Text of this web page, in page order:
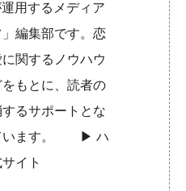
用するメディア
」編集部です。恋
関するノウハウ
もとに、読者の
るサポートとな
ています。 ▶︎ハ
イト